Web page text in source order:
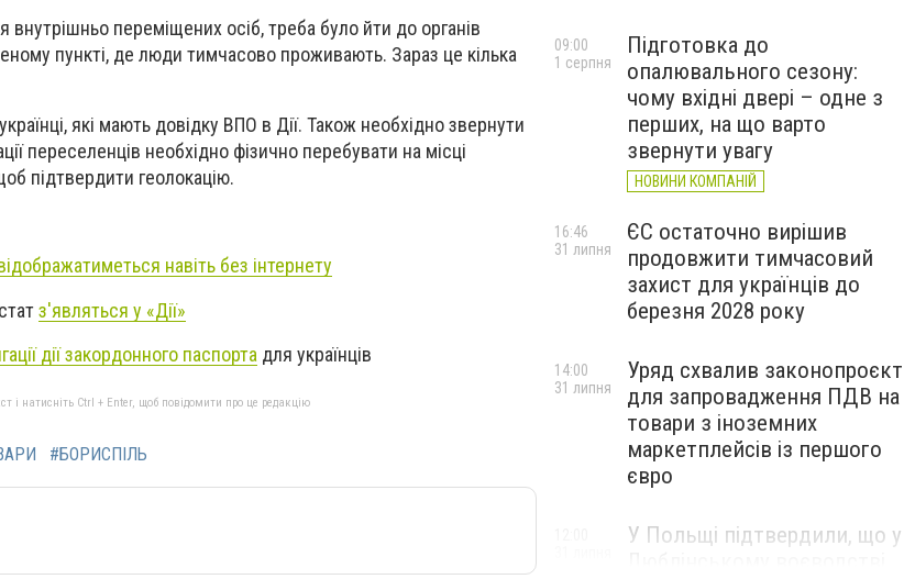
переміщених осіб, треба було йти до органів
пункті, де люди тимчасово проживають. Зараз це кілька
які мають довідку ВПО в Дії. Також необхідно звернути
переселенців необхідно фізично перебувати на місці
підтвердити геолокацію.
навіть без інтернету
з'являться у «Дії»
дії закордонного паспорта для українців
і натисніть Ctrl + Enter, щоб повідомити про це редакцію
#БОРИСПІЛЬ
Підготовка до
опалювального сезону:
чому вхідні двері – одне з
перших, на що варто
звернути увагу
НОВИНИ КОМПАНІЙ
09:00
1 серпня
ЄС остаточно вирішив
продовжити тимчасовий
захист для українців до
березня 2028 року
16:46
31 липня
Уряд схвалив законопроєкт
для запровадження ПДВ на
товари з іноземних
маркетплейсів із першого
євро
14:00
31 липня
У Польщі підтвердили, що у